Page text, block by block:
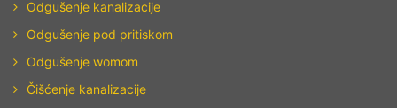
Odgušenje kanalizacije
Obrenovac
Odgušenje kanalizacije Ovča
Odgušenje kanalizacije
Odgušenje pod pritiskom
Odgušenje womom
Čišćenje kanalizacije